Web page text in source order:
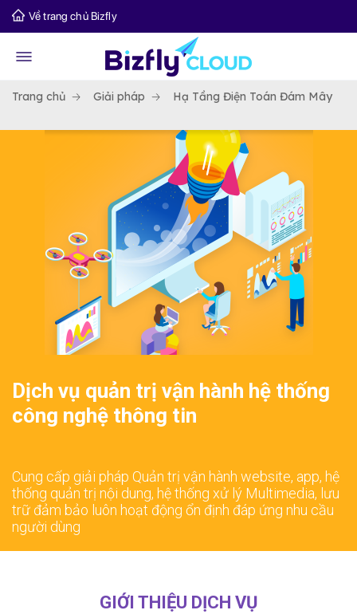
Về trang chủ Bizfly
Trang chủ Giải pháp Hạ Tầng Điện Toán Đám Mây
Dịch vụ quản trị vận hành hệ thống
công nghệ thông tin
Cung cấp giải pháp Quản trị vận hành website, app, hệ
thống quản trị nội dung, hệ thống xử lý Multimedia, lưu
trữ đảm bảo luôn hoạt động ổn định đáp ứng nhu cầu
người dùng
GIỚI THIỆU DỊCH VỤ